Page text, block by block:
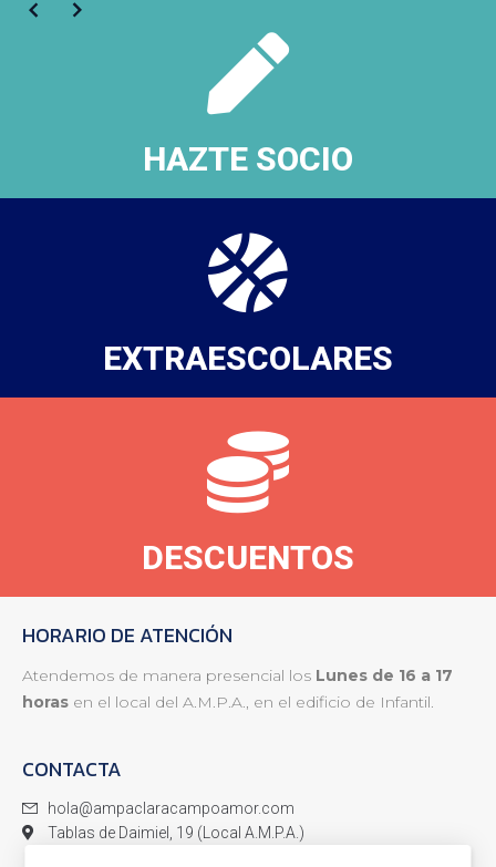
Nos vamos de vacaciones para descansar, disfrutar de
nuestros peques y recargar pilas para el nuevo curso.
¡Nos vemos en Septiembre, familias!
HAZTE SOCIO
EXTRAESCOLARES
DESCUENTOS
HORARIO DE ATENCIÓN
Atendemos de manera presencial los
horasen el local del A.M.P.A., en el edificio de Infantil.